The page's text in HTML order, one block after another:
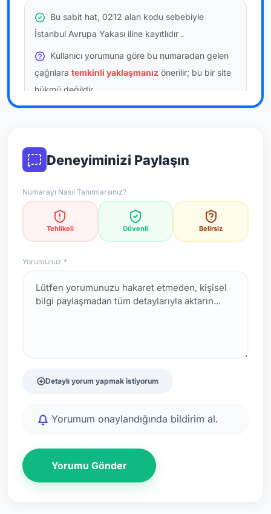
Bu sabit hat, 0212 alan kodu sebebiyle
İstanbul Avrupa Yakası iline kayıtlıdır .
Kullanıcı yorumuna göre bu numaradan gelen
çağrılara temkinli yaklaşmanız önerilir; bu bir site
hükmü değildir.
Bu bilgiler onaylı kullanıcı bildirimlerine dayanır;
*Not: Değerlendirmeler onaylı kullanıcı yorumlarına göre
Deneyiminizi Paylaşın
Numarayı Nasıl Tanımlarsınız?
Tehlikeli Güvenli Belirsiz
Yorumunuz *
Detaylı yorum yapmak istiyorum
Yorumum onaylandığında bildirim al.
Yorumu Gönder